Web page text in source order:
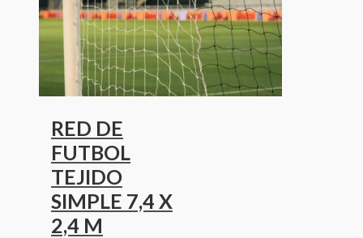
RED DE
FUTBOL
TEJIDO
SIMPLE 7,4 X
2,4 M